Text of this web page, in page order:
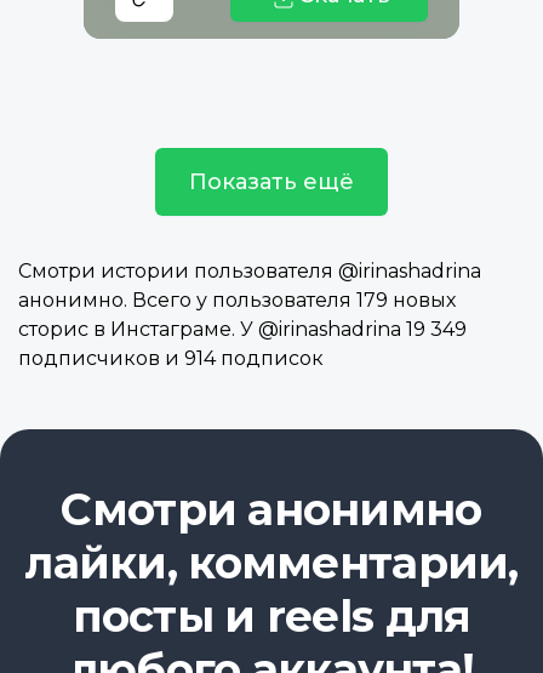
Показать ещё
Смотри истории пользователя @irinashadrina
анонимно. Всего у пользователя 179 новых
сторис в Инстаграме. У @irinashadrina 19 349
подписчиков и 914 подписок
Смотри анонимно
лайки, комментарии,
посты и reels для